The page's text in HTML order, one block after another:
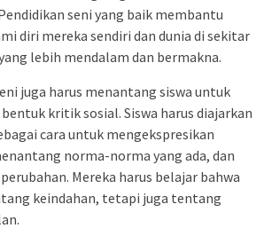
seni yang baik membantu
diri mereka sendiri dan dunia di sekitar
lebih mendalam dan bermakna.
juga harus menantang siswa untuk
kritik sosial. Siswa harus diajarkan
cara untuk mengekspresikan
norma-norma yang ada, dan
Mereka harus belajar bahwa
keindahan, tetapi juga tentang